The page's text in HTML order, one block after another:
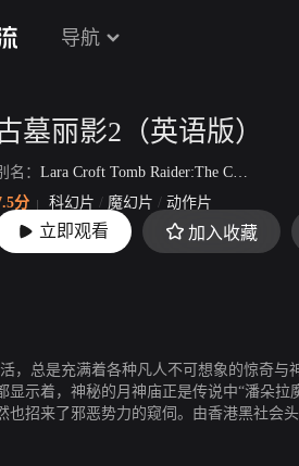
导航
墓丽影2（英语版）
名： Lara Croft Tomb Raider:The Cradle of Life
分
科幻片 / 魔幻片 / 动作片
映：2003-07-21
立即观看 加入收藏
，总是充满着各种凡人不可想象的惊奇
显示着，神秘的月神庙正是传说中“潘朵
也招来了邪恶势力的窥伺。由香港黑社会